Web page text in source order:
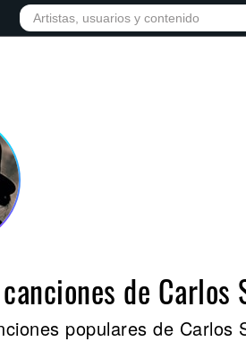
INICIO ARTISTAS RED SOCIAL
de Carlos
populares de Carlos